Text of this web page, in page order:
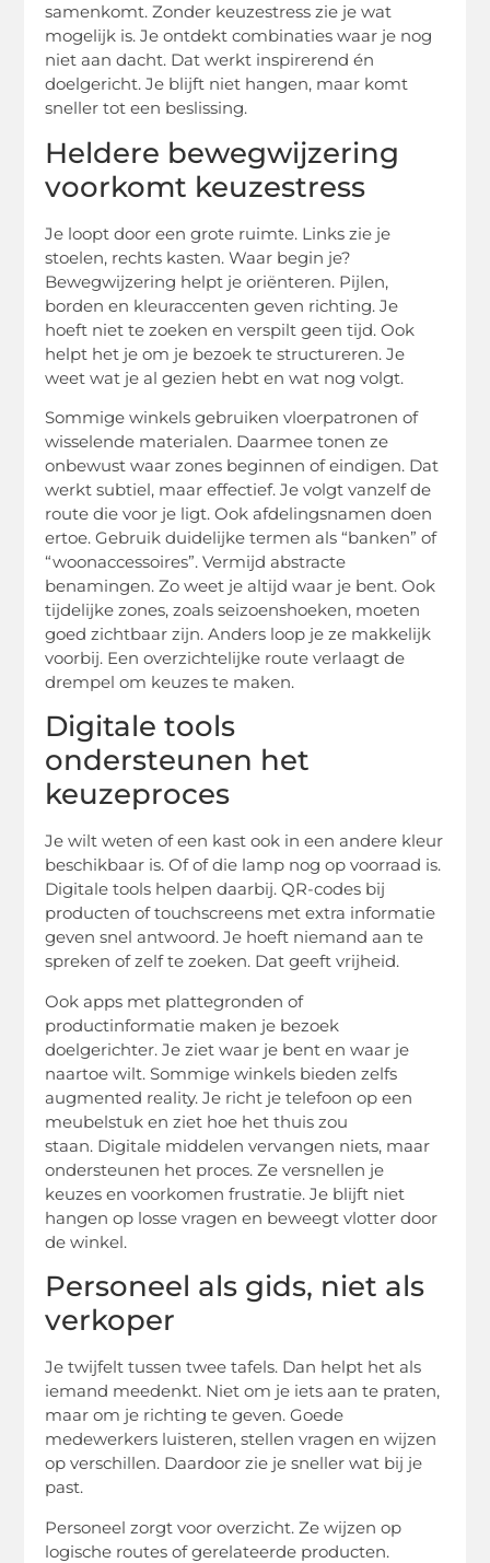
samenkomt. Zonder keuzestress zie je wat
mogelijk is. Je ontdekt combinaties waar je nog
niet aan dacht. Dat werkt inspirerend én
doelgericht. Je blijft niet hangen, maar komt
sneller tot een beslissing.
Heldere bewegwijzering
voorkomt keuzestress
Je loopt door een grote ruimte. Links zie je
stoelen, rechts kasten. Waar begin je?
Bewegwijzering helpt je oriënteren. Pijlen,
borden en kleuraccenten geven richting. Je
hoeft niet te zoeken en verspilt geen tijd. Ook
helpt het je om je bezoek te structureren. Je
weet wat je al gezien hebt en wat nog volgt.
Sommige winkels gebruiken vloerpatronen of
wisselende materialen. Daarmee tonen ze
onbewust waar zones beginnen of eindigen. Dat
werkt subtiel, maar effectief. Je volgt vanzelf de
route die voor je ligt. Ook afdelingsnamen doen
ertoe. Gebruik duidelijke termen als “banken” of
“woonaccessoires”. Vermijd abstracte
benamingen. Zo weet je altijd waar je bent. Ook
tijdelijke zones, zoals seizoenshoeken, moeten
goed zichtbaar zijn. Anders loop je ze makkelijk
voorbij. Een overzichtelijke route verlaagt de
drempel om keuzes te maken.
Digitale tools
ondersteunen het
keuzeproces
Je wilt weten of een kast ook in een andere kleur
beschikbaar is. Of of die lamp nog op voorraad is.
Digitale tools helpen daarbij. QR-codes bij
producten of touchscreens met extra informatie
geven snel antwoord. Je hoeft niemand aan te
spreken of zelf te zoeken. Dat geeft vrijheid.
Ook apps met plattegronden of
productinformatie maken je bezoek
doelgerichter. Je ziet waar je bent en waar je
naartoe wilt. Sommige winkels bieden zelfs
augmented reality. Je richt je telefoon op een
meubelstuk en ziet hoe het thuis zou
staan. Digitale middelen vervangen niets, maar
ondersteunen het proces. Ze versnellen je
keuzes en voorkomen frustratie. Je blijft niet
hangen op losse vragen en beweegt vlotter door
de winkel.
Personeel als gids, niet als
verkoper
Je twijfelt tussen twee tafels. Dan helpt het als
iemand meedenkt. Niet om je iets aan te praten,
maar om je richting te geven. Goede
medewerkers luisteren, stellen vragen en wijzen
op verschillen. Daardoor zie je sneller wat bij je
past.
Personeel zorgt voor overzicht. Ze wijzen op
logische routes of gerelateerde producten.